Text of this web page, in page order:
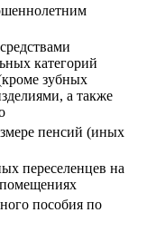
категорий
зубных
а также
пенсий (иных
переселенцев на
пособия по